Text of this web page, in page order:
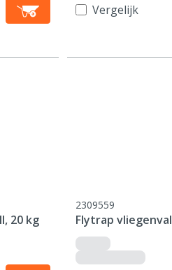
Vergelijk
20 kg
2309559
Flytrap vliegenval